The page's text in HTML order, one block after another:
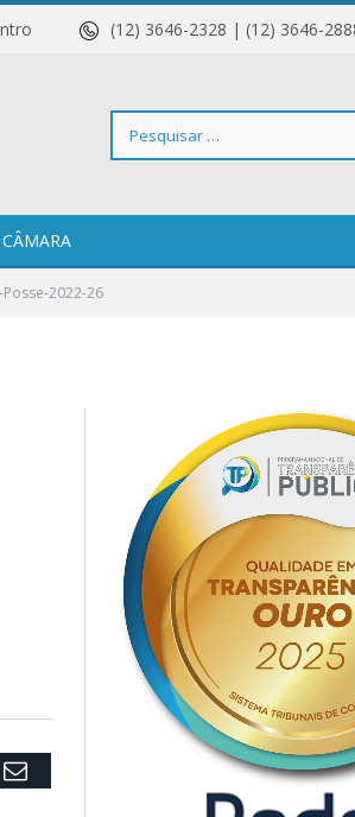
Centro (12) 3646-2328 | (12) 3646-
Pesquisar
2022-26
Email